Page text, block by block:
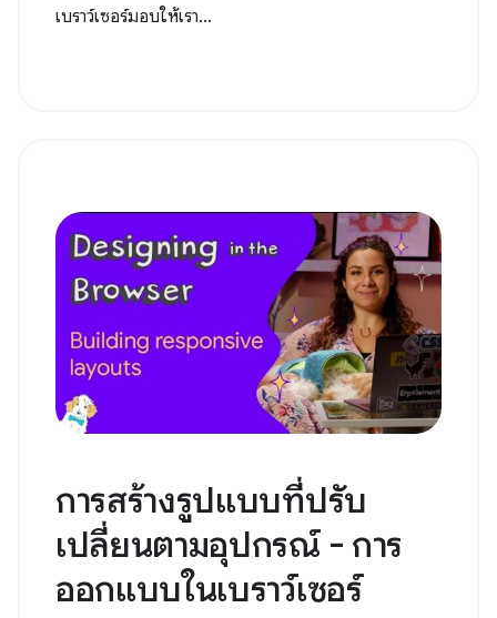
เบราว์เซอร์มอบให้เรา...
การสร้างรูปแบบที่ปรับ
เปลี่ยนตามอุปกรณ์ - การ
ออกแบบในเบราว์เซอร์